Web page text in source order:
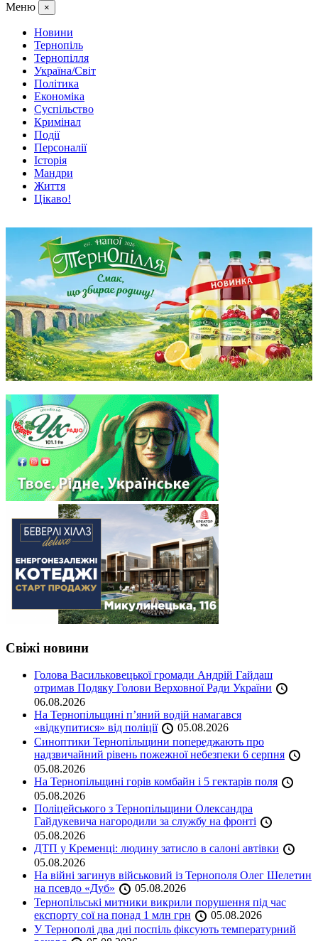
Меню ×
Новини
Тернопіль
Тернопілля
Україна/Світ
Політика
Економіка
Суспільство
Кримінал
Події
Персоналії
Історія
Мандри
Життя
Цікаво!
Свіжі новини
Голова Васильковецької громади Андрій Гайдаш
отримав Подяку Голови Верховної Ради України
06.08.2026
На Тернопільщині п’яний водій намагався
«відкупитися» від поліції
05.08.2026
Синоптики Тернопільщини попереджають про
надзвичайний рівень пожежної небезпеки 6 серпня
05.08.2026
На Тернопільщині горів комбайн і 5 гектарів поля
05.08.2026
Поліцейського з Тернопільщини Олександра
Гайдукевича нагородили за службу на фронті
05.08.2026
ДТП у Кременці: людину затисло в салоні автівки
05.08.2026
На війні загинув військовий із Тернополя Олег Шелетин
на псевдо «Дуб»
05.08.2026
Тернопільські митники викрили порушення під час
експорту сої на понад 1 млн грн
05.08.2026
У Тернополі два дні поспіль фіксують температурний